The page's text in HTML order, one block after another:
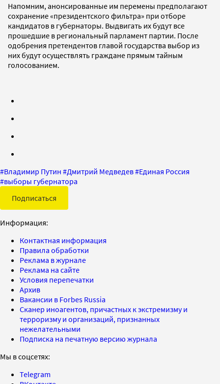
Напомним, анонсированные им перемены предполагают
сохранение «президентского фильтра» при отборе
кандидатов в губернаторы. Выдвигать их будут все
прошедшие в региональный парламент партии. После
одобрения претендентов главой государства выбор из
них будут осуществлять граждане прямым тайным
голосованием.
#Владимир Путин #Дмитрий Медведев#Единая Россия
#выборы губернатора
Подписаться
Информация:
Контактная информация
Правила обработки
Реклама в журнале
Реклама на сайте
Условия перепечатки
Архив
Вакансии в Forbes Russia
Сканер иноагентов, причастных к экстремизму и
терроризму и организаций, признанных
нежелательными
Подписка на печатную версию журнала
Мы в соцсетях:
Telegram